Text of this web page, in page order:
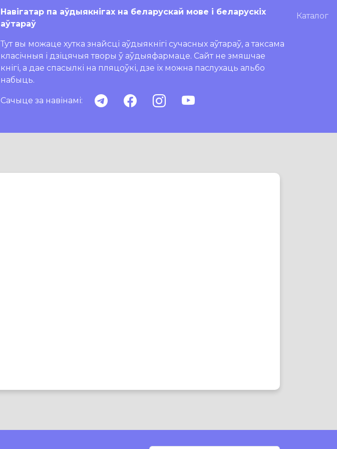
Навігатар па аўдыякнігах на беларускай мове і беларускіх
аўтараў
Тут вы можаце хутка знайсці аўдыякнігі сучасных аўтараў, а таксама
класічныя і дзіцячыя творы ў аўдыяфармаце. Сайт не змяшчае
кнігі, а дае спасылкі на пляцоўкі, дзе іх можна паслухаць альбо
набыць.
Сачыце за навінамі:
Каталог